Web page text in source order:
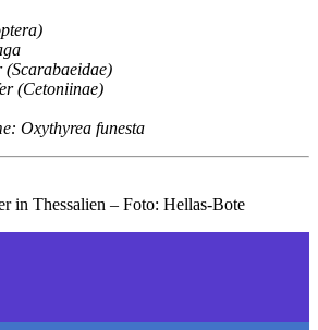
(Cetoniinae)
Oxythyrea funesta
in Thessalien – Foto: Hellas-Bote